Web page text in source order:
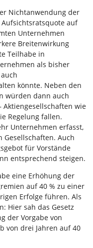
Nichtanwendung der
auf
Unternehmen
Breitenwirkung
Teilhabe in
als bisher
könnte. Neben den
würden dann auch
Aktiengesellschaften wie
Regelung fallen.
Unternehmen erfasst,
Auch
für Vorstände
entsprechend steigen.
eine Erhöhung der
auf 40 % zu einer
Erfolge führen. Als
Hier sah das Gesetz
der Vorgabe von
von drei Jahren auf 40